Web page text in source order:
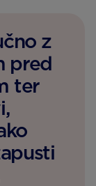
z
pred
ter